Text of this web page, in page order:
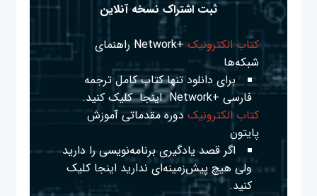
ثبت اشتراک نسخه آنلاین
کتاب الکترونیک
+Network راهنمای
شبکه‌ها
برای دانلود تنها کتاب کامل ترجمه
فارسی +Network
اینجا کلیک کنید.
کتاب الکترونیک دوره مقدماتی آموزش
پایتون
اگر قصد یادگیری برنامه‌نویسی را دارید
ولی هیچ پیش‌زمینه‌ای نداریداینجا کلیک
کنید.